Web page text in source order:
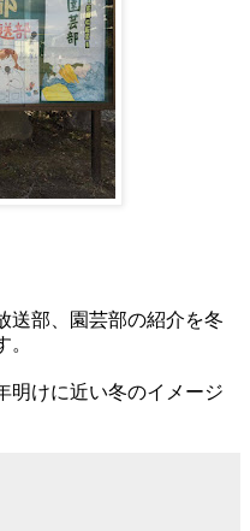
送部、園芸部の紹介を冬
明けに近い冬のイメージ